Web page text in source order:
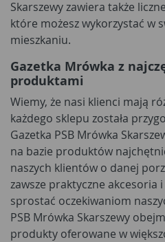
Skarszewy zawiera także
które możesz wykorzystać w
mieszkaniu.
Gazetka Mrówka z
produktami
Wiemy, że nasi klienci mają
każdego sklepu została
Gazetka PSB Mrówka
na bazie produktów
naszych klientów o danej
zawsze praktyczne akcesoria
sprostać oczekiwaniom
PSB Mrówka Skarszewy
produkty oferowane w